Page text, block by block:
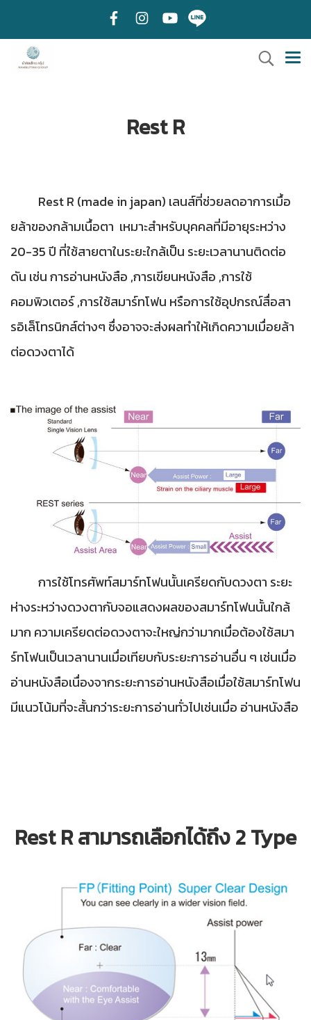
Rest R
Rest R (made in japan) เลนส์ที่ช่วยลดอาการเมื้อ
ยล้าของกล้ามเนื้อตา เหมาะสำหรับบุคคลที่มีอายุระหว่าง
20-35 ปี ที่ใช้สายตาในระยะใกล้เป็น ระยะเวลานานติดต่อ
ดัน เช่น การอ่านหนังสือ ,การเขียนหนังสือ ,การใช้
คอมพิวเตอร์ ,การใช้สมาร์ทโฟน หรือการใช้อุปกรณ์สื่อสา
รอิเล็โทรนิกส์ต่างๆ ซื่งอาจจะส่งผลทำให้เกิดความเมื่อยล้า
ต่อดวงตาได้
การใช้โทรศัพท์สมาร์ทโฟนนั้นเครียดกับดวงตา ระยะ
ห่างระหว่างดวงตากับจอแสดงผลของสมาร์ทโฟนนั้นใกล้
มาก ความเครียดต่อดวงตาจะใหญ่กว่ามากเมื่อต้องใช้สมา
ร์ทโฟนเป็นเวลานานเมื่อเทียบกับระยะการอ่านอื่น ๆ เช่นเมื่อ
อ่านหนังสือเนื่องจากระยะการอ่านหนังสือเมื่อใช้สมาร์ทโฟน
มีแนวโน้มที่จะสั้นกว่าระยะการอ่านทั่วไปเช่นเมื่อ อ่านหนังสือ
Rest R สามารถเลือกได้ถึง 2 Type